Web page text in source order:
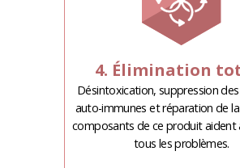
4. Élimination
Désintoxication, suppression
auto-immunes et réparation de
composants de ce produit aident
tous les problèmes.